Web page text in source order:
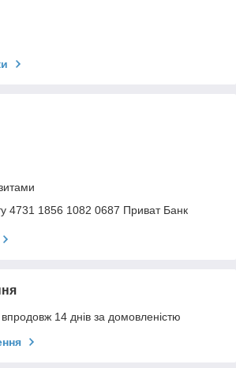
4731 1856 1082 0687 Приват Банк
14 днів за домовленістю